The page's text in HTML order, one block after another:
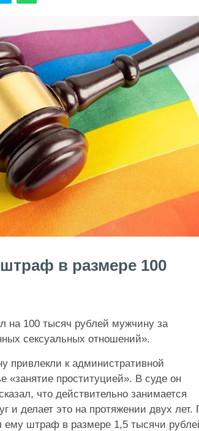
в размере 100
на 100 тысяч рублей мужчину за
сексуальных отношений».
привлекли к административной
«занятие проституцией». В суде он
что действительно занимается
и делает это на протяжении двух лет.
ему штраф в размере 1,5 тысячи